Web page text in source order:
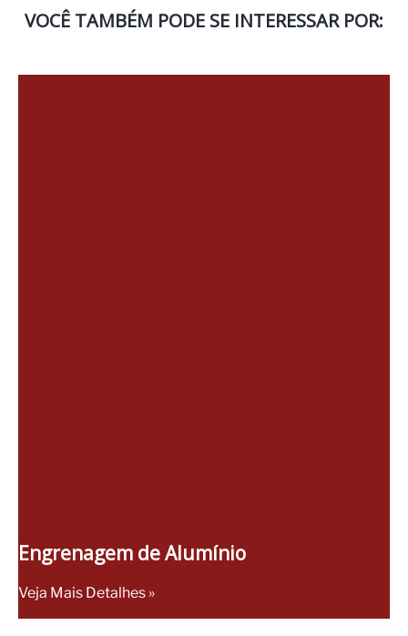
VOCÊ TAMBÉM PODE SE INTERESSAR POR:
Engrenagem de Alumínio
Veja Mais Detalhes »